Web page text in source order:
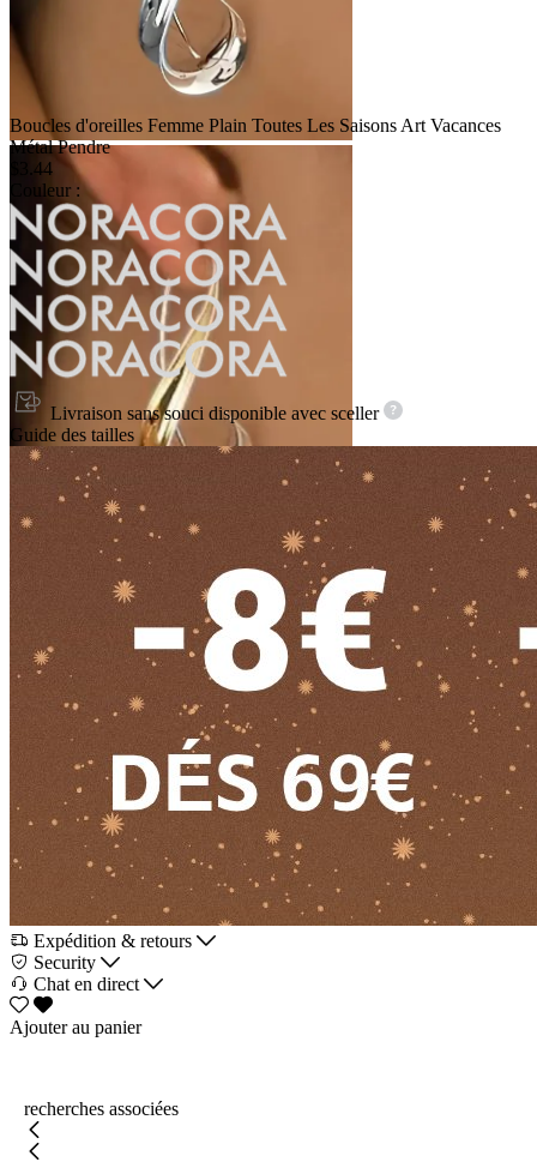
Boucles d'oreilles Femme Plain Toutes Les Saisons Art Vacances
Métal Pendre
$3.44
Couleur :
Livraison sans souci disponible avec sceller
Guide des tailles
Expédition & retours
Security
Chat en direct
Ajouter au panier
recherches associées